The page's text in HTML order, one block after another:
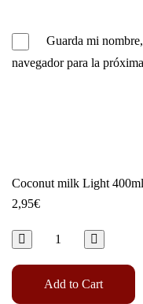
Guarda mi
navegador para la
Coconut milk Light
2,95€
Add to Cart